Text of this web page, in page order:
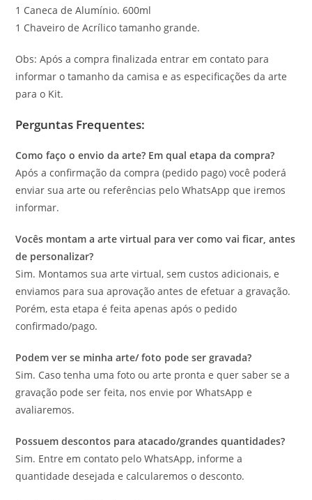
1 Caneca de Alumínio. 600ml
1 Chaveiro de Acrílico tamanho grande.
Obs: Após a compra finalizada entrar em contato para
informar o tamanho da camisa e as especificações da arte
para o Kit.
Perguntas Frequentes:
Como faço o envio da arte? Em qual etapa da compra?
Após a confirmação da compra (pedido pago) você poderá
enviar sua arte ou referências pelo WhatsApp que iremos
informar.
Vocês montam a arte virtual para ver como vai ficar, antes
de personalizar?
Sim. Montamos sua arte virtual, sem custos adicionais, e
enviamos para sua aprovação antes de efetuar a gravação.
Porém, esta etapa é feita apenas após o pedido
confirmado/pago.
Podem ver se minha arte/ foto pode ser gravada?
Sim. Caso tenha uma foto ou arte pronta e quer saber se a
gravação pode ser feita, nos envie por WhatsApp e
avaliaremos.
Possuem descontos para atacado/grandes quantidades?
Sim. Entre em contato pelo WhatsApp, informe a
quantidade desejada e calcularemos o desconto.